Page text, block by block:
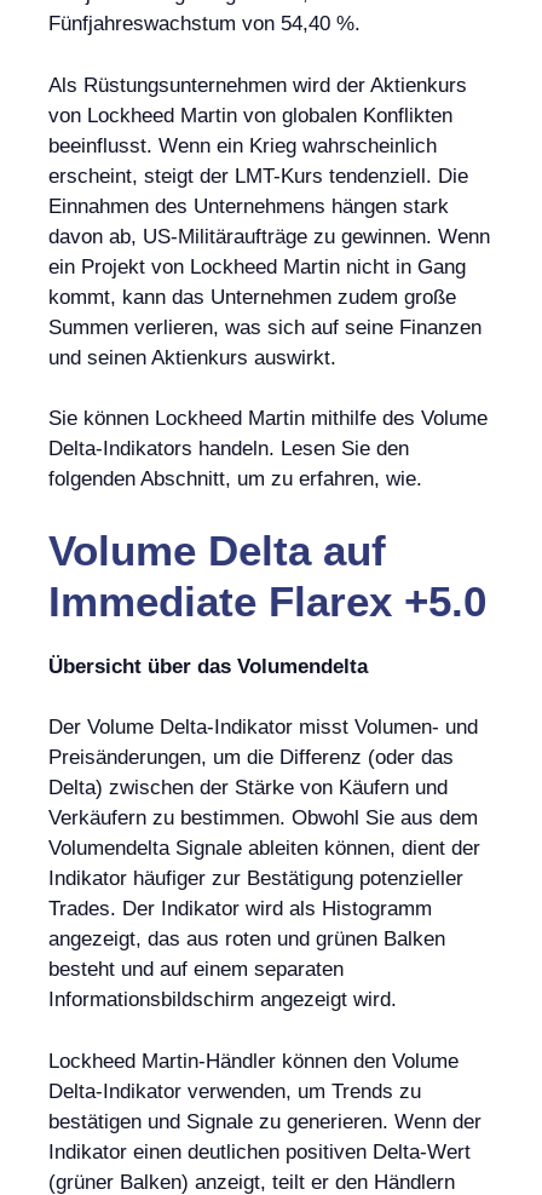
Fünfjahreswachstum von 54,40 %.
Als Rüstungsunternehmen wird der Aktienkurs
von Lockheed Martin von globalen Konflikten
beeinflusst. Wenn ein Krieg wahrscheinlich
erscheint, steigt der LMT-Kurs tendenziell. Die
Einnahmen des Unternehmens hängen stark
davon ab, US-Militäraufträge zu gewinnen. Wenn
ein Projekt von Lockheed Martin nicht in Gang
kommt, kann das Unternehmen zudem große
Summen verlieren, was sich auf seine Finanzen
und seinen Aktienkurs auswirkt.
Sie können Lockheed Martin mithilfe des Volume
Delta-Indikators handeln. Lesen Sie den
folgenden Abschnitt, um zu erfahren, wie.
Volume Delta auf
Immediate Flarex +5.0
Übersicht über das Volumendelta
Der Volume Delta-Indikator misst Volumen- und
Preisänderungen, um die Differenz (oder das
Delta) zwischen der Stärke von Käufern und
Verkäufern zu bestimmen. Obwohl Sie aus dem
Volumendelta Signale ableiten können, dient der
Indikator häufiger zur Bestätigung potenzieller
Trades. Der Indikator wird als Histogramm
angezeigt, das aus roten und grünen Balken
besteht und auf einem separaten
Informationsbildschirm angezeigt wird.
Lockheed Martin-Händler können den Volume
Delta-Indikator verwenden, um Trends zu
bestätigen und Signale zu generieren. Wenn der
Indikator einen deutlichen positiven Delta-Wert
(grüner Balken) anzeigt, teilt er den Händlern